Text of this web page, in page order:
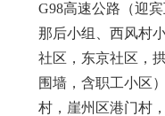
G98高速公路（迎
那后小组、西风村
社区，东京社区，
围墙，含职工小区
村，崖州区港门村